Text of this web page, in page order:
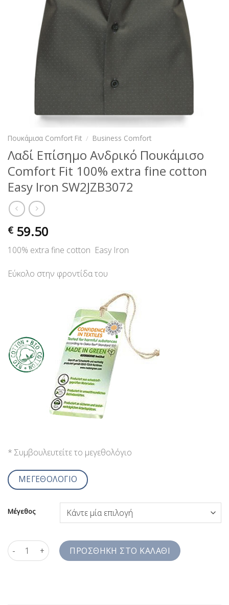
Πουκάμισα Comfort Fit / Business Comfort
Λαδί Επίσημο Ανδρικό Πουκάμισο
Comfort Fit 100% extra fine cotton
Easy Iron SW2JZB3072
€ 59.50
100% extra fine cotton Easy Iron
Εύκολο στην φροντίδα του
* Συμβουλευτείτε το μεγεθολόγιο
ΜΕΓΕΘΟΛΟΓΙΟ
Μέγεθος
Λαδί Επίσημο Ανδρικό Πουκάμισο Comfort Fit 100% extra fine
ΠΡΟΣΘΉΚΗ ΣΤΟ ΚΑΛΆΘΙ